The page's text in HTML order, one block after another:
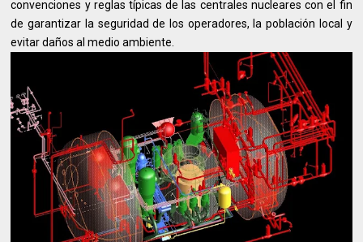
convenciones y reglas típicas de las centrales nucleares con el fin
de garantizar la seguridad de los operadores, la población local y
evitar daños al medio ambiente.